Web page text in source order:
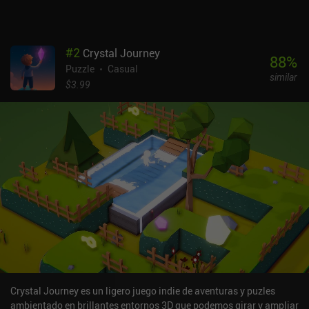
relajante jugabilidad lo hacen ideal para sesiones de juego cortas
y relajantes.
#2 Crystal Journey
Puzzle
Casual
$3.99
88%
similar
Crystal Journey es un ligero juego indie de aventuras y puzles
ambientado en brillantes entornos 3D que podemos girar y ampliar